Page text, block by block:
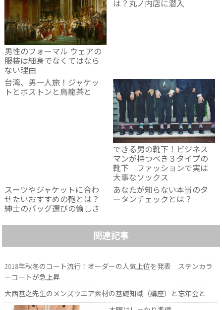
男性のフォーマル ウェアの
服装は細身でなくてはなら
ない理由
は？丸ノ内店に潜入
台湾、男一人旅！ジャケッ
トとボストンと烏龍茶と
できる男の靴下！ビジネス
マンが持つべき３タイプの
靴下 ファッションで実は
大事なソックス
スーツやジャケットに合わ
せたいおすすめの鞄とは？
紳士のバッグ選びの愉しさ
あなたが知らない本当のタ
ータンチェックとは？
関連記事
2018年秋冬のコート流行！オーダーの人気上位を発表 ステンカラ
ーコートが急上昇
大西基之先生のメンズウエア素材の基礎知識（講座）と忘年会と